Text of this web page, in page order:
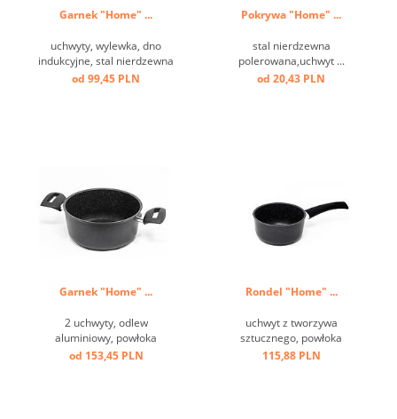
Garnek "Home" ...
uchwyty, wylewka, dno
indukcyjne, stal nierdzewna
polerowana ...
od 99,45 PLN
Pokrywa "Home" ...
stal nierdzewna
polerowana,uchwyt ...
od 20,43 PLN
Garnek "Home" ...
2 uchwyty, odlew
aluminiowy, powłoka
przeciw przywierająca, dno
od 153,45 PLN
Rondel "Home" ...
uchwyt z tworzywa
sztucznego, powłoka
przeciw przwierająca ...
115,88 PLN